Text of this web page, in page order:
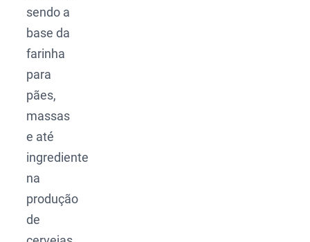
sendo a
base da
farinha
para
pães,
massas
e até
ingrediente
na
produção
de